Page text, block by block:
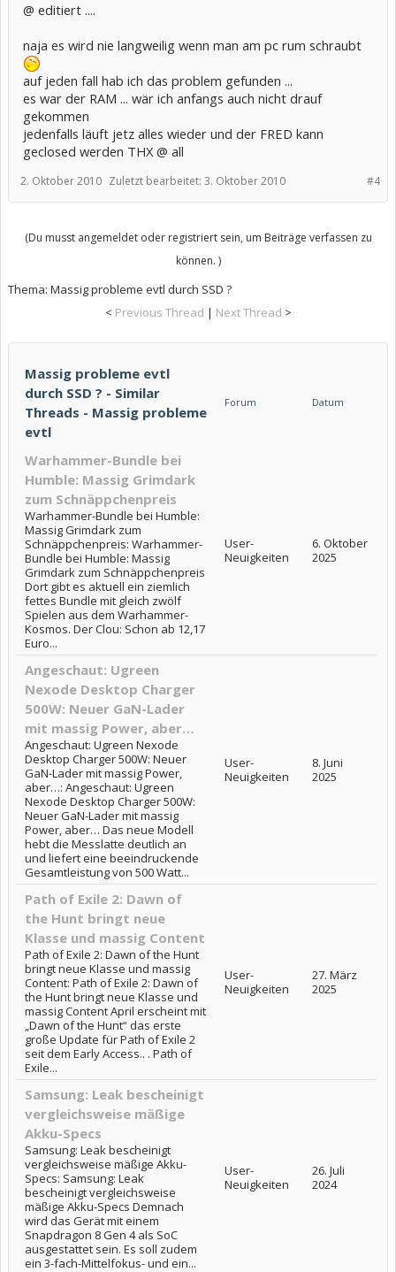
@ editiert ....
naja es wird nie langweilig wenn man am pc rum schraubt
auf jeden fall hab ich das problem gefunden ...
es war der RAM ... wär ich anfangs auch nicht drauf
gekommen
jedenfalls läuft jetz alles wieder und der FRED kann
geclosed werden THX @ all
#4
2. Oktober 2010 Zuletzt bearbeitet: 3. Oktober 2010
(Du musst angemeldet oder registriert sein, um Beiträge verfassen zu
können. )
Thema: Massig probleme evtl durch SSD ?
< Previous Thread | Next Thread >
Massig probleme evtl
durch SSD ? - Similar
Threads - Massig probleme
evtl
Forum Datum
Warhammer-Bundle bei
Humble: Massig Grimdark
zum Schnäppchenpreis
Warhammer-Bundle bei Humble:
Massig Grimdark zum
Schnäppchenpreis: Warhammer-
Bundle bei Humble: Massig
Grimdark zum Schnäppchenpreis
Dort gibt es aktuell ein ziemlich
fettes Bundle mit gleich zwölf
Spielen aus dem Warhammer-
Kosmos. Der Clou: Schon ab 12,17
Euro...
User-
Neuigkeiten
6. Oktober
2025
Angeschaut: Ugreen
Nexode Desktop Charger
500W: Neuer GaN-Lader
mit massig Power, aber…
Angeschaut: Ugreen Nexode
Desktop Charger 500W: Neuer
GaN-Lader mit massig Power,
aber…: Angeschaut: Ugreen
Nexode Desktop Charger 500W:
Neuer GaN-Lader mit massig
Power, aber… Das neue Modell
hebt die Messlatte deutlich an
und liefert eine beeindruckende
Gesamtleistung von 500 Watt...
User-
Neuigkeiten
8. Juni
2025
Path of Exile 2: Dawn of
the Hunt bringt neue
Klasse und massig Content
Path of Exile 2: Dawn of the Hunt
bringt neue Klasse und massig
Content: Path of Exile 2: Dawn of
the Hunt bringt neue Klasse und
massig Content April erscheint mit
„Dawn of the Hunt“ das erste
große Update für Path of Exile 2
seit dem Early Access.. . Path of
Exile...
User-
Neuigkeiten
27. März
2025
Samsung: Leak bescheinigt
vergleichsweise mäßige
Akku-Specs
Samsung: Leak bescheinigt
vergleichsweise mäßige Akku-
Specs: Samsung: Leak
bescheinigt vergleichsweise
mäßige Akku-Specs Demnach
wird das Gerät mit einem
Snapdragon 8 Gen 4 als SoC
ausgestattet sein. Es soll zudem
ein 3-fach-Mittelfokus- und ein...
User-
Neuigkeiten
26. Juli
2024